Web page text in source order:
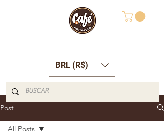
BRL (R$)
Post
All Posts